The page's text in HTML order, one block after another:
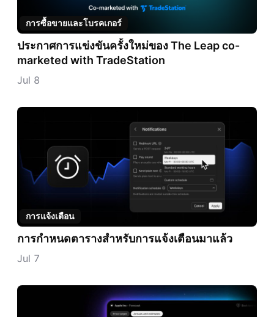
การซื้อขายและโบรคเกอร์
ประกาศการแข่งขันครั้งใหม่ของ The Leap co-
marketed with TradeStation
Jul 8
การแจ้งเตือน
การกำหนดตารางสำหรับการแจ้งเตือนมาแล้ว
Jul 7